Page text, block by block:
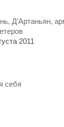
Д’Артаньян,
2011
себя